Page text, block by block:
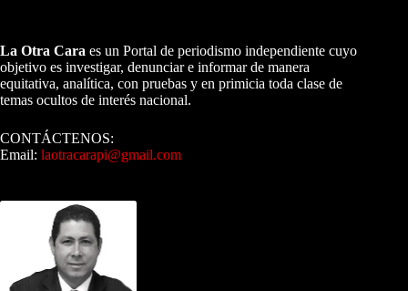
La Otra Cara es un Portal de periodismo independiente cuyo
objetivo es investigar, denunciar e informar de manera
equitativa, analítica, con pruebas y en primicia toda clase de
temas ocultos de interés nacional.
CONTÁCTENOS:
Email: laotracarapi@gmail.com